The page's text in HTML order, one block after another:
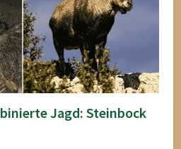
Jagd: Steinbock